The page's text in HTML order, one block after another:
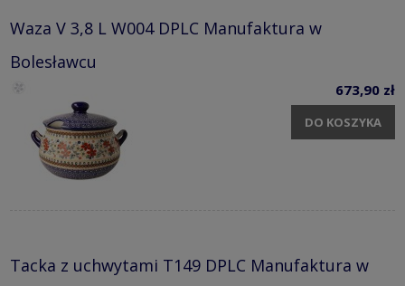
Waza V 3,8 L W004 DPLC Manufaktura w
Bolesławcu
673,90 zł
DO KOSZYKA
Tacka z uchwytami T149 DPLC Manufaktura w